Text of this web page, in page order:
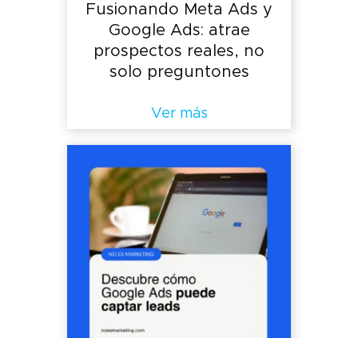
Fusionando Meta Ads y
Google Ads: atrae
prospectos reales, no
solo preguntones
Ver más